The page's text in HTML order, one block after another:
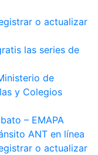
o actualizar
las series de
de
y Colegios
– EMAPA
ANT en línea
o actualizar